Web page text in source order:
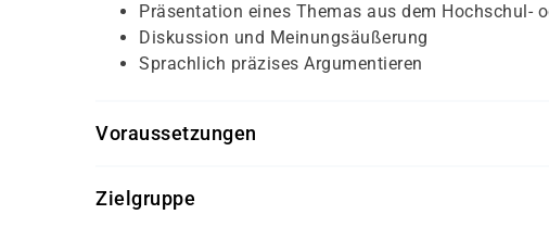
Präsentation eines Themas aus dem Hochschul-
Diskussion und Meinungsäußerung
Sprachlich präzises Argumentieren
Voraussetzungen
Sprachkenntnisse auf Niveau C1 des
Empfohlene Teilnahme an einem C1-
Zielgruppe